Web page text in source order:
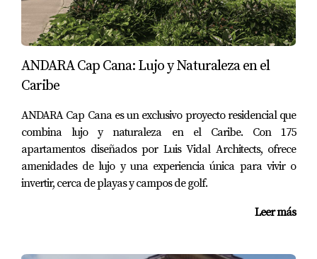
Si necesitas un lugar donde motivarte,
Downtown es tu opción ideal.
Preguntas Frecuentes
¿Cuál es el mejor café para trabajar con
clientes?
Bannister es ideal por su ambiente profesional y buena
conexión Wi-Fi.
¿Dónde puedo disfrutar de un buen café
Los Corales ofrece una experiencia relajante con
ANDARA Cap Cana: Lujo y Naturaleza en el
Caribe
ANDARA Cap Cana es un exclusivo proyecto residencial que
combina lujo y naturaleza en el Caribe. Con 175
apartamentos diseñados por Luis Vidal Architects, ofrece
amenidades de lujo y una experiencia única para vivir o
invertir, cerca de playas y campos de golf.
Leer más